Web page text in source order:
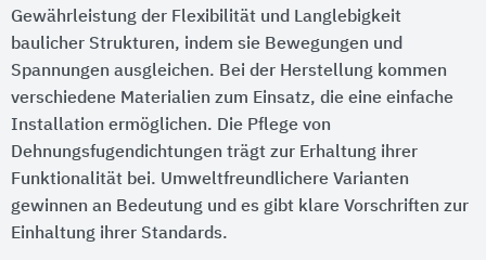
Gewährleistung der Flexibilität und Langlebigkeit
baulicher Strukturen, indem sie Bewegungen und
Spannungen ausgleichen. Bei der Herstellung kommen
verschiedene Materialien zum Einsatz, die eine einfache
Installation ermöglichen. Die Pflege von
Dehnungsfugendichtungen trägt zur Erhaltung ihrer
Funktionalität bei. Umweltfreundlichere Varianten
gewinnen an Bedeutung und es gibt klare Vorschriften zur
Einhaltung ihrer Standards.